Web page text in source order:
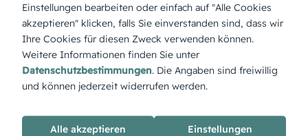
„Glitzerregen“ bringt magischen Schimmer an den Tisch. Die
Karte lässt sich mit deinem Text und Namen im Designer
gestalten – perfekt für alle, die das Funkeln lieben.
Einstellungen bearbeiten oder einfach auf "Alle Cookies
akzeptieren" klicken, falls Sie einverstanden sind, dass wir
Ihre Cookies für diesen Zweck verwenden können.
Weitere Informationen finden Sie unter
Datenschutzbestimmungen. Die Angaben sind freiwillig
und können jederzeit widerrufen werden.
Alle akzeptieren Einstellungen